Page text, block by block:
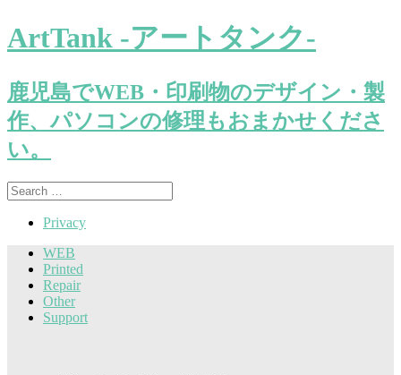
ArtTank -アートタンク-
鹿児島でWEB・印刷物のデザイン・製
作、パソコンの修理もおまかせくださ
い。
Search
for:
Privacy
WEB
Printed
Repair
Other
Support